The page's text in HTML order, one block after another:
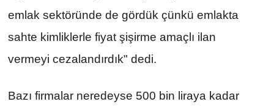
emlak sektöründe de gördük çünkü emlakta
sahte kimliklerle fiyat şişirme amaçlı ilan
vermeyi cezalandırdık" dedi.
Bazı firmalar neredeyse 500 bin liraya kadar